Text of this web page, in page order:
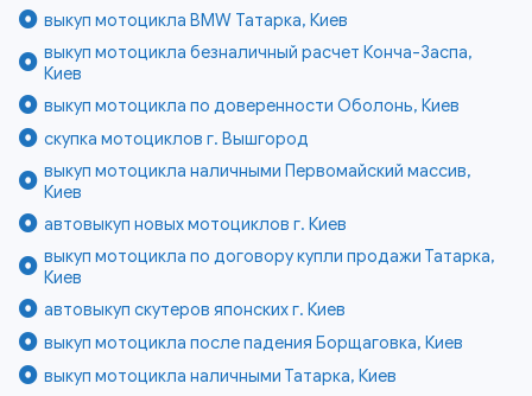
выкуп мотоцикла BMW Татарка, Киев
выкуп мотоцикла безналичный расчет Конча-Заспа,
Киев
выкуп мотоцикла по доверенности Оболонь, Киев
скупка мотоциклов г. Вышгород
выкуп мотоцикла наличными Первомайский массив,
Киев
автовыкуп новых мотоциклов г. Киев
выкуп мотоцикла по договору купли продажи Татарка,
Киев
автовыкуп скутеров японских г. Киев
выкуп мотоцикла после падения Борщаговка, Киев
выкуп мотоцикла наличными Татарка, Киев